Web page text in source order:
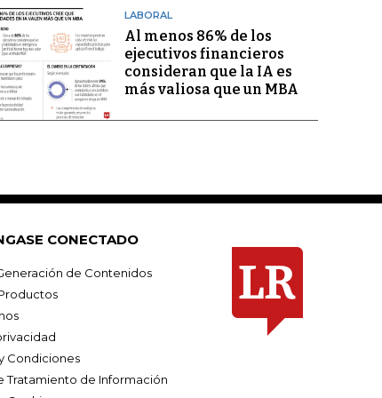
LABORAL
Al menos 86% de los
ejecutivos financieros
consideran que la IA es
más valiosa que un MBA
CONECTADO
de Contenidos
Condiciones
Tratamiento de Información